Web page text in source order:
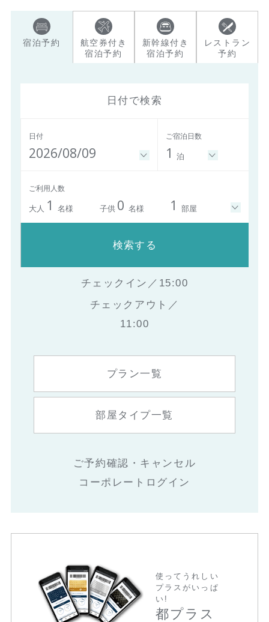
宿泊予約
航空券付き
宿泊予約
新幹線付き
宿泊予約
レストラン
予約
日付で検索
日付
2026/08/09
ご宿泊日数
1 泊
ご利用人数
大人 1 名様 子供 0 名様 1 部屋
検索する
チェックイン／15:00
チェックアウト／
11:00
プラン一覧
部屋タイプ一覧
ご予約確認・キャンセル
コーポレートログイン
使ってうれしい
プラスがいっぱ
い!
都プラス